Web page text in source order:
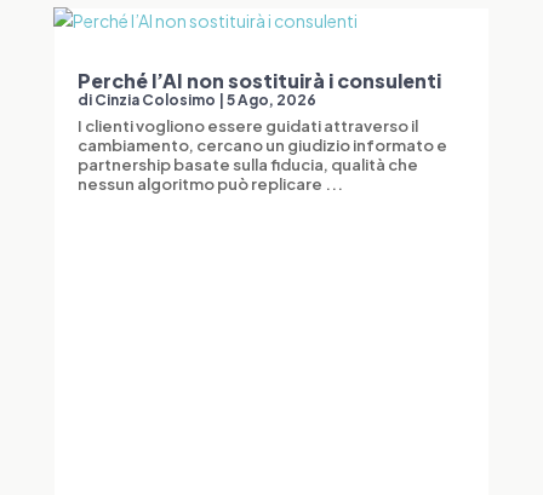
Perché l’AI non sostituirà i consulenti
di Cinzia Colosimo 5 Ago, 2026
I clienti vogliono essere guidati attraverso il
cambiamento, cercano un giudizio informato e
partnership basate sulla fiducia, qualità che
nessun algoritmo può replicare ...